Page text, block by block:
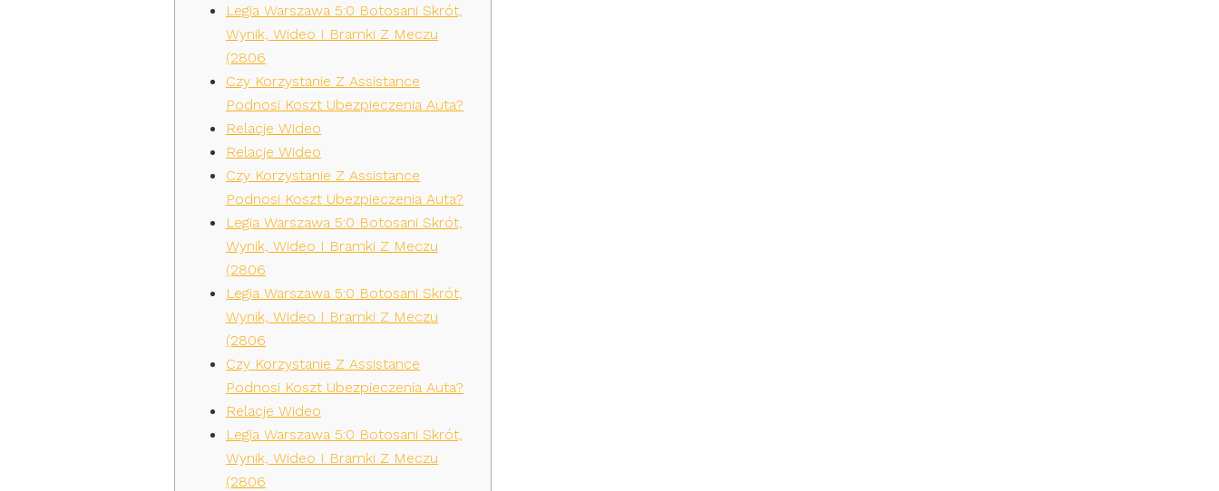
Legia Warszawa 5:0 Botosani Skrót,
Wynik, Wideo I Bramki Z Meczu
(2806
Czy Korzystanie Z Assistance
Podnosi Koszt Ubezpieczenia Auta?
Relacje Wideo
Relacje Wideo
Czy Korzystanie Z Assistance
Podnosi Koszt Ubezpieczenia Auta?
Legia Warszawa 5:0 Botosani Skrót,
Wynik, Wideo I Bramki Z Meczu
(2806
Legia Warszawa 5:0 Botosani Skrót,
Wynik, Wideo I Bramki Z Meczu
(2806
Czy Korzystanie Z Assistance
Podnosi Koszt Ubezpieczenia Auta?
Relacje Wideo
Legia Warszawa 5:0 Botosani Skrót,
Wynik, Wideo I Bramki Z Meczu
(2806